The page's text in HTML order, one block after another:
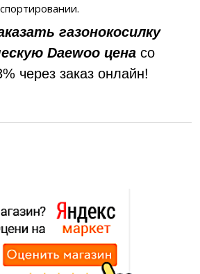
газонокосилку
Daewoo цена со
через заказ онлайн!